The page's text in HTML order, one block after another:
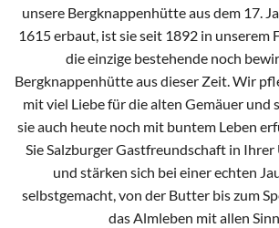
unsere Bergknappenhütte aus dem 17.
1615 erbaut, ist sie seit 1892 in unserem
die einzige bestehende noch
Bergknappenhütte aus dieser Zeit. Wir
mit viel Liebe für die alten Gemäuer und
sie auch heute noch mit buntem Leben
Sie Salzburger Gastfreundschaft in
und stärken sich bei einer echten
selbstgemacht, von der Butter bis zum
das Almleben mit allen